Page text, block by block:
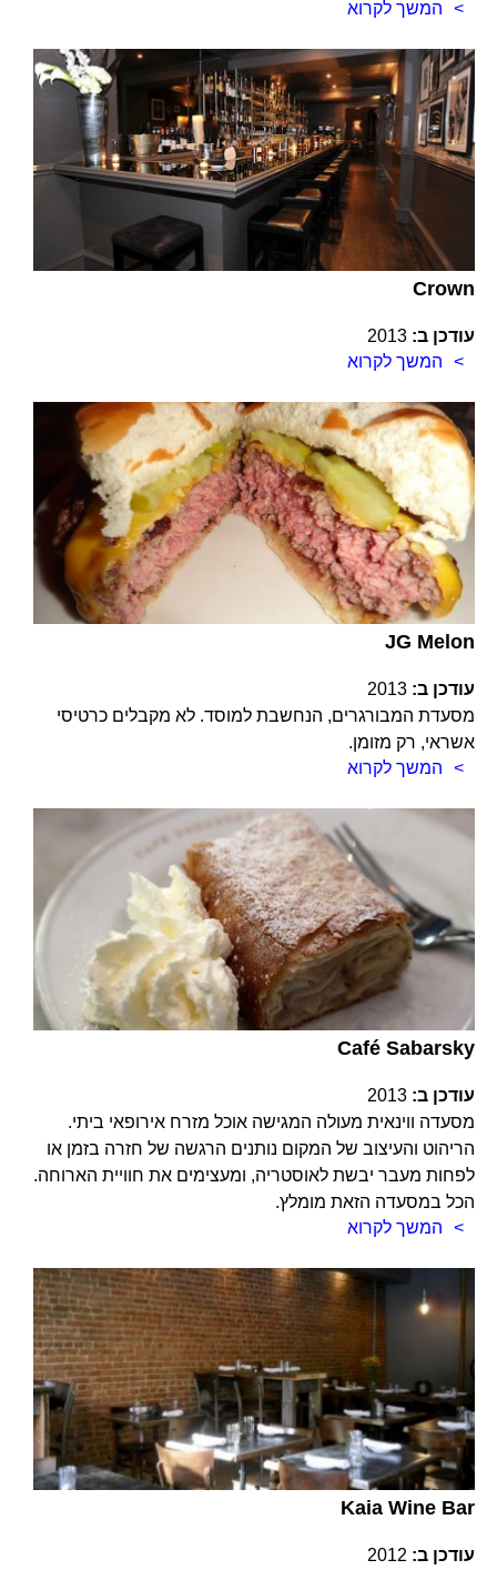
המשך לקרוא
Crown
עודכן ב: 2013
המשך לקרוא
JG Melon
עודכן ב: 2013
מסעדת המבורגרים, הנחשבת למוסד. לא מקבלים כרטיסי
אשראי, רק מזומן.
המשך לקרוא
Café Sabarsky
עודכן ב: 2013
מסעדה ווינאית מעולה המגישה אוכל מזרח אירופאי ביתי.
הריהוט והעיצוב של המקום נותנים הרגשה של חזרה בזמן או
לפחות מעבר יבשת לאוסטריה, ומעצימים את חוויית הארוחה.
הכל במסעדה הזאת מומלץ.
המשך לקרוא
Kaia Wine Bar
עודכן ב: 2012